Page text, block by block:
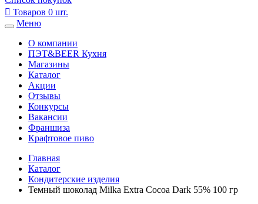
 Товаров 0 шт.
Меню
О компании
ПЭТ&BEER Кухня
Магазины
Каталог
Акции
Отзывы
Конкурсы
Вакансии
Франшиза
Крафтовое пиво
Главная
Каталог
Кондитерские изделия
Темный шоколад Milka Extra Cocoa Dark 55% 100 гр